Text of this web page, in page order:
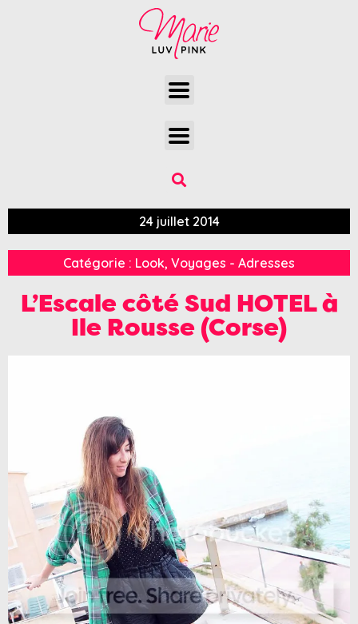
24 juillet 2014
Catégorie : Look, Voyages - Adresses
L’Escale côté Sud HOTEL à
Ile Rousse (Corse)